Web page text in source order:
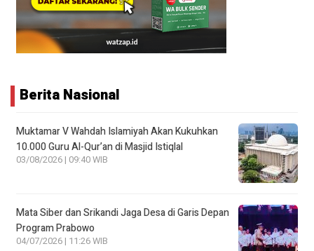
Berita Nasional
Muktamar V Wahdah Islamiyah Akan Kukuhkan
10.000 Guru Al-Qur’an di Masjid Istiqlal
03/08/2026 | 09:40 WIB
Mata Siber dan Srikandi Jaga Desa di Garis Depan
Program Prabowo
04/07/2026 | 11:26 WIB